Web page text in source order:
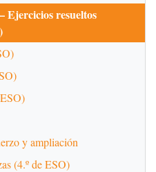
Ejercicios resueltos
y ampliación
(4.º de ESO)